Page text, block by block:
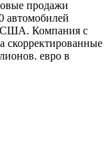
продажи
автомобилей
США. Компания с
скорректированные
евро в